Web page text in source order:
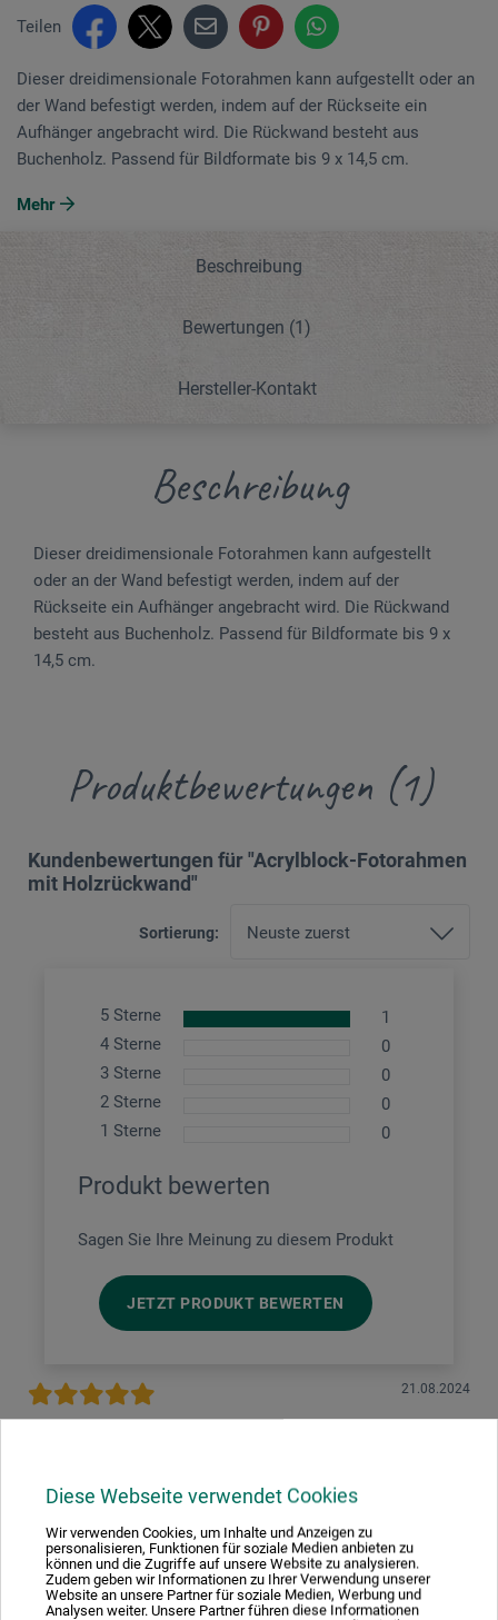
Diese Webseite verwendet Cookies
Wir verwenden Cookies, um Inhalte und Anzeigen zu
personalisieren, Funktionen für soziale Medien anbieten zu
können und die Zugriffe auf unsere Website zu analysieren.
Zudem geben wir Informationen zu Ihrer Verwendung unserer
Website an unsere Partner für soziale Medien, Werbung und
Analysen weiter. Unsere Partner führen diese Informationen
Teilen
Dieser dreidimensionale Fotorahmen kann aufgestellt oder an
der Wand befestigt werden, indem auf der Rückseite ein
Aufhänger angebracht wird. Die Rückwand besteht aus
Buchenholz. Passend für Bildformate bis 9 x 14,5 cm.
Mehr
Beschreibung
Bewertungen (1)
Hersteller-Kontakt
Beschreibung
Dieser dreidimensionale Fotorahmen kann aufgestellt
oder an der Wand befestigt werden, indem auf der
Rückseite ein Aufhänger angebracht wird. Die Rückwand
besteht aus Buchenholz. Passend für Bildformate bis 9 x
14,5 cm.
Produktbewertungen (1)
Kundenbewertungen für "Acrylblock-Fotorahmen
mit Holzrückwand"
Sortierung:
5 Sterne
1
4 Sterne
0
3 Sterne
0
2 Sterne
0
1 Sterne
0
Produkt bewerten
Sagen Sie Ihre Meinung zu diesem Produkt
JETZT PRODUKT BEWERTEN
21.08.2024
Hochwertiger Wechselrahmen für kleine
9,0x14,5cm
verifizierter Kauf
Dieses Produkt hat meine Erwartungen vollsten erfüllt.